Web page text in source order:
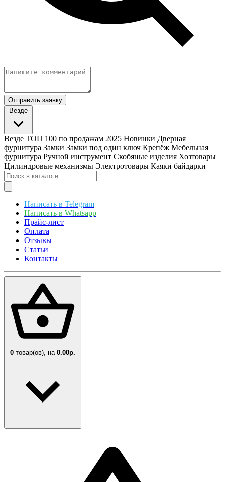
Отправить заявку
Везде
Везде ТОП 100 по продажам 2025 Новинки Дверная
фурнитура Замки Замки под один ключ Крепёж Мебельная
фурнитура Ручной инструмент Скобяные изделия Хозтовары
Цилиндровые механизмы Электротовары Каяки байдарки
Написать в Telegram
Написать в Whatsapp
Прайс-лист
Оплата
Отзывы
Статьи
Контакты
0 товар(ов), на 0.00р.